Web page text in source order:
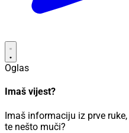
Oglas
Imaš vijest?
Imaš informaciju iz prve
te nešto muči?